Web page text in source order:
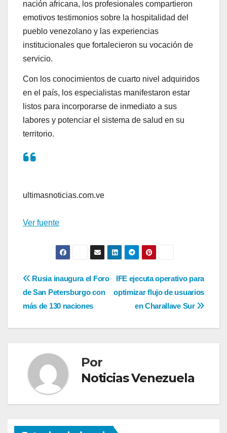
nación africana, los profesionales compartieron
emotivos testimonios sobre la hospitalidad del
pueblo venezolano y las experiencias
institucionales que fortalecieron su vocación de
servicio.
Con los conocimientos de cuarto nivel adquiridos
en el país, los especialistas manifestaron estar
listos para incorporarse de inmediato a sus
labores y potenciar el sistema de salud en su
territorio.
ultimasnoticias.com.ve
Ver fuente
Navegación
de
entradas
IFE ejecuta operativo para
optimizar flujo de usuarios
en Charallave Sur
Rusia inaugura el Foro
de San Petersburgo con
más de 130 naciones
Por
Noticias Venezuela